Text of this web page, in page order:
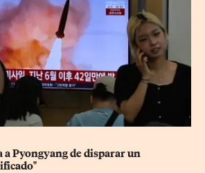
a Pyongyang de disparar un